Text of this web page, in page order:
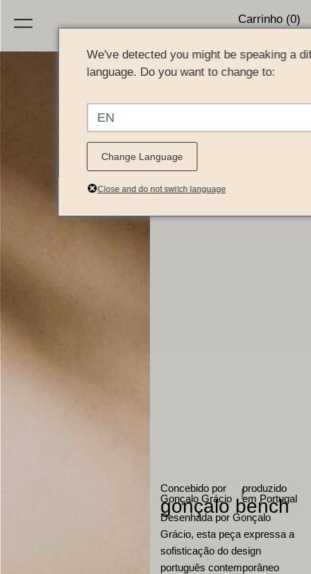
Carrinho (0)
Concebido por
Gonçalo Grácio
|produzido
em Portugal
gonçalo bench
Desenhada por Gonçalo
Grácio, esta peça expressa a
sofisticação do design
português contemporâneo
We've detected you might be speaking a
language. Do you want to change to:
EN
Change Language
Close and do not switch language